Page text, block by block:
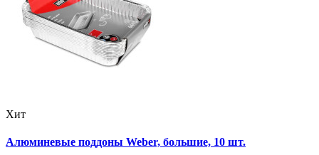
Хит
Алюминевые поддоны Weber, большие, 10 шт.